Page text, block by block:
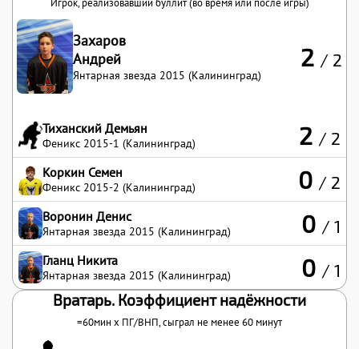
Захаров
Андрей
Янтарная звезда 2015 (Калининград)
2 / 2
Тиханский Демьян
Феникс 2015-1 (Калининград) 2 / 2
Коркин Семен
Феникс 2015-2 (Калининград) 0 / 2
Воронин Денис
Янтарная звезда 2015 (Калининград) 0 / 1
Гланц Никита
Янтарная звезда 2015 (Калининград) 0 / 1
Вратарь. Коэффициент надёжности
=60мин x ПГ/ВНП, сыграл не менее 60 минут